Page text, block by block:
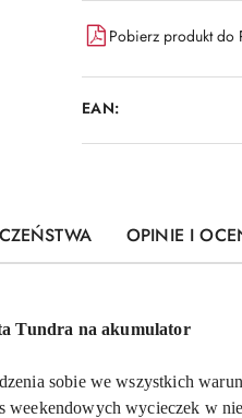
Pobierz produkt do
EAN:
OPINIE I
Tundra na akumulator
sobie we wszystkich
wycieczek w